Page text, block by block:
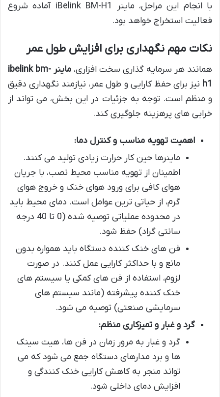
با انجام این مراحل، ماینر iBelink BM-H1 آماده شروع
فعالیت استخراج خواهد بود.
نکات مهم نگهداری برای افزایش طول عمر
همانند هر سرمایه گذاری سخت افزاری،
ماینر ibelink bm-
h1 نیز برای حفظ کارایی و طول عمر، نیازمند نگهداری دقیق
و منظم است. توجه به جزئیات در این بخش، می تواند از
خرابی های پرهزینه جلوگیری کند.
اهمیت تهویه مناسب و کنترل دما:
ماینرها حین کار حرارت زیادی تولید می کنند.
اطمینان از تهویه مناسب محیط نصب، با جریان
هوای کافی برای ورود هوای خنک و خروج هوای
گرم، از حیاتی ترین عوامل است. دمای محیط باید
در محدوده عملیاتی توصیه شده (0 تا 40 درجه
سانتی گراد) حفظ شود.
فن های خنک کننده دستگاه باید همواره بدون
مانع و با حداکثر کارایی عمل کنند. در صورت
لزوم، استفاده از فن های کمکی یا سیستم های
خنک کننده پیشرفته (مانند سیستم های
سرمایشی صنعتی) توصیه می شود.
گرد و غبار و تمیزکاری منظم:
گرد و غبار به مرور زمان در فن ها، هیت سینک
ها و برد مدارهای دستگاه جمع می شود که می
تواند منجر به کاهش کارایی خنک کنندگی و
افزایش دمای داخلی شود.